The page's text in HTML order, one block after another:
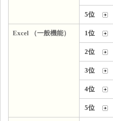
5位
Excel （一般機能） 1位
2位
3位
4位
5位